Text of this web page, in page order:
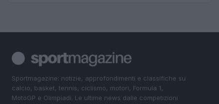
Sportmagazine: notizie, approfondimenti e classifiche su
calcio, basket, tennis, ciclismo, motori, Formula 1,
MotoGP e Olimpiadi. Le ultime news dalle competizioni